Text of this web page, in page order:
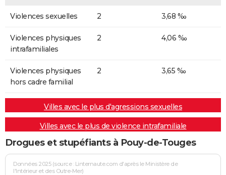
Violences sexuelles 2 3,68 ‰
Violences physiques
intrafamiliales
2 4,06 ‰
Violences physiques
hors cadre familial
2 3,65 ‰
Villes avec le plus d'agressions sexuelles
Villes avec le plus de violence intrafamiliale
Drogues et stupéfiants à Pouy-de-Touges
Données 2025 (source : Linternaute.com d'après le Ministère de
l'Intérieur et des Outre-Mer)